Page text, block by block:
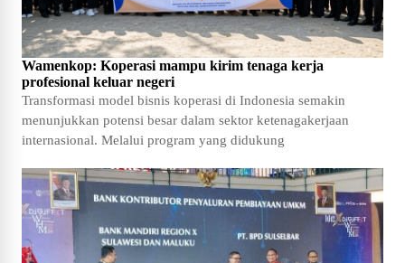
Wamenkop: Koperasi mampu kirim tenaga kerja
profesional keluar negeri
Transformasi model bisnis koperasi di Indonesia semakin
menunjukkan potensi besar dalam sektor ketenagakerjaan
internasional. Melalui program yang didukung